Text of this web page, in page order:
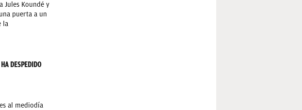
Jules Koundé y
puerta a un
la
DESPEDIDO
al mediodía